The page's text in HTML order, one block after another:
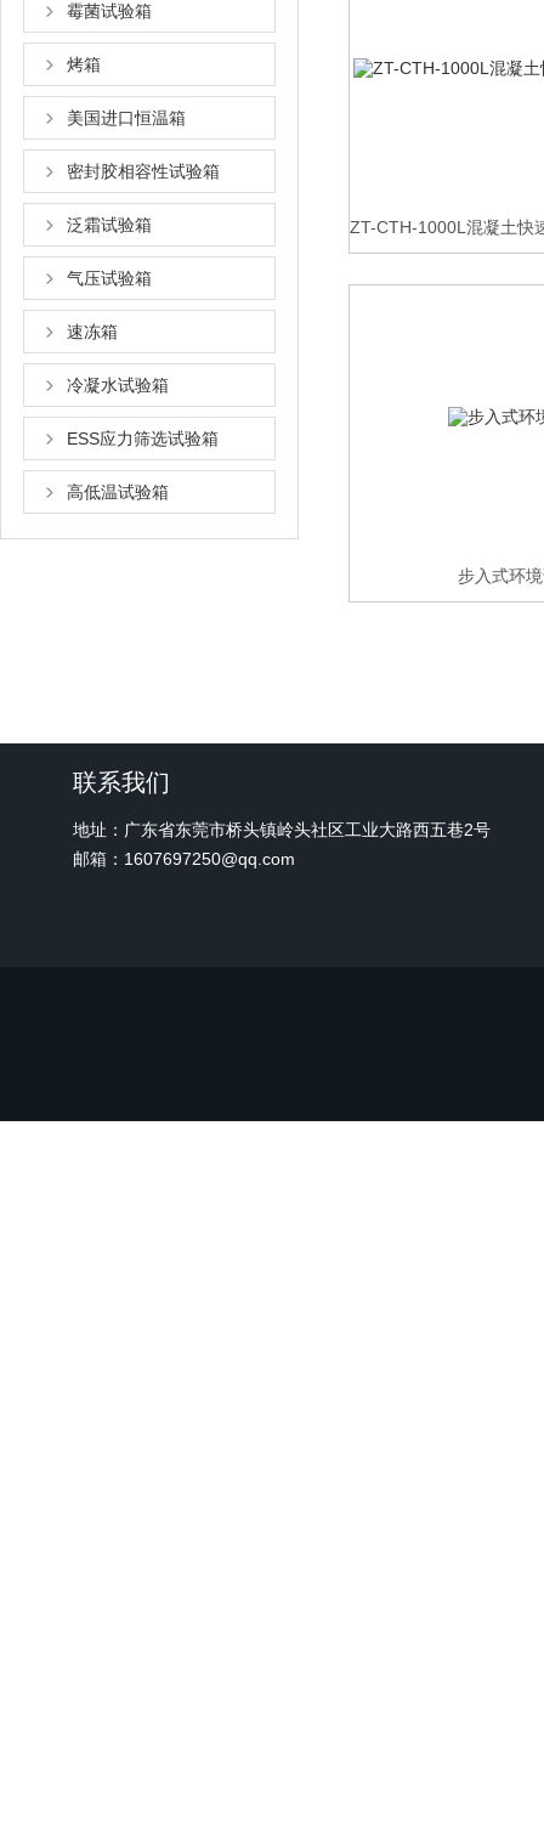
霉菌试验箱
烤箱
美国进口恒温箱
密封胶相容性试验箱
泛霜试验箱
气压试验箱
速冻箱
冷凝水试验箱
ESS应力筛选试验箱
高低温试验箱
ZT-CTH-1000L混凝土快
步入式环
联系我们
地址：广东省东莞市桥头镇岭头社区工业大路西五巷2号
邮箱：1607697250@qq.com